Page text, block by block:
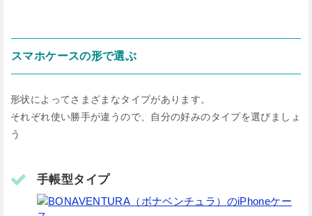
スマホケースの形で選ぶ
形状によってさまざまなタイプがあります。
それぞれ使い勝手が違うので、自分の好みのタイプを選びましょ
う
手帳型タイプ